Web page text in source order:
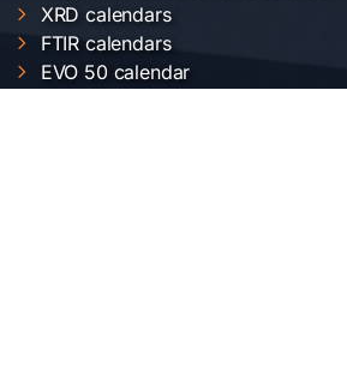
XRD calendars
FTIR calendars
EVO 50 calendar